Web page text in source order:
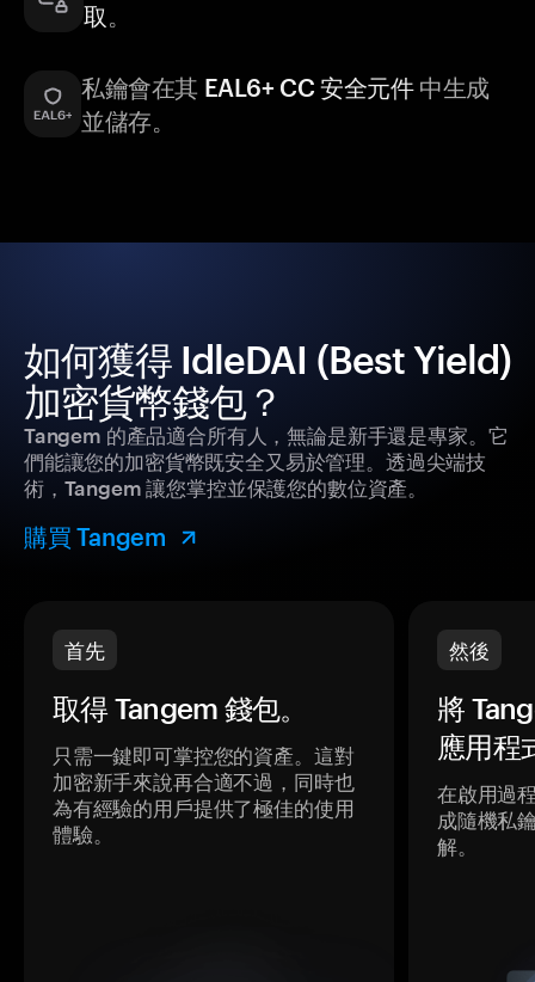
取 。
私鑰會在其 EAL6+ CC 安全元件中生成
並儲存。
如何獲得 IdleDAI (Best Yield)
加密貨幣錢包？
Tangem 的產品適合所有人，無論是新手還是專家。它
們能讓您的加密貨幣既安全又易於管理。透過尖端技
術，Tangem 讓您掌控並保護您的數位資產。
購買 Tangem
首先
取得 Tangem 錢包。
只需一鍵即可掌控您的資產。這對
加密新手來說再合適不過，同時也
為有經驗的用戶提供了極佳的使用
體驗。
然後
將
應用程
在啟用過
成隨機私
解。